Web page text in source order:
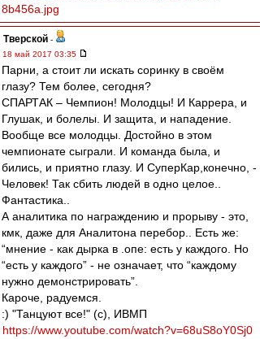
8b456a.jpg
Тверской -
18 май 2017 03:35
Парни, а стоит ли искать соринку в своём
глазу? Тем более, сегодня?
СПАРТАК – Чемпион! Молодцы! И Каррера, и
Глушак, и болелы. И защита, и нападение.
Вообще все молодцы. Достойно в этом
чемпионате сыграли. И команда была, и
бились, и приятно глазу. И СуперКар,конечно, -
Человек! Так сбить людей в одно целое..
Фантастика..
А аналитика по награждению и прорыву - это,
кмк, даже для Аналитона перебор.. Есть же:
“мнение - как дырка в .опе: есть у каждого. Но
“есть у каждого” - не означает, что “каждому
нужно демонстрировать”.
Кароче, радуемся.
:) "Танцуют все!" (с), ИВМП
https://www.youtube.com/watch?v=68uS8oY0Sj0